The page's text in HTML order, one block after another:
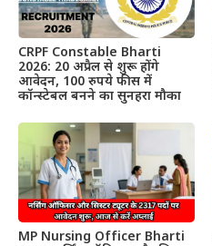
CRPF Constable Bharti
2026: 20 अप्रैल से शुरू होंगे
आवेदन, 100 रुपये फीस में
कॉन्स्टेबल बनने का सुनहरा मौका
MP Nursing Officer Bharti